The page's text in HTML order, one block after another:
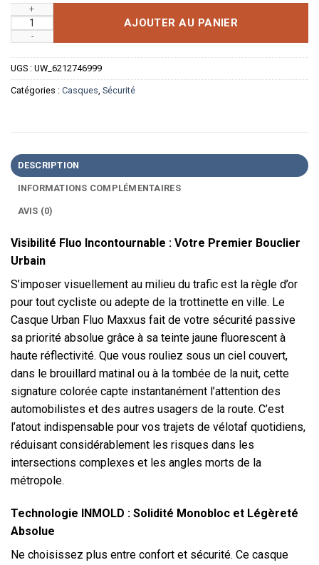
quantité de Casque Vélo Urban Fluo Haute Visibilité 54-58 cm
AJOUTER AU PANIER
UGS : UW_6212746999
Catégories : Casques, Sécurité
DESCRIPTION
INFORMATIONS COMPLÉMENTAIRES
AVIS (0)
Visibilité Fluo Incontournable : Votre Premier Bouclier
Urbain
S’imposer visuellement au milieu du trafic est la règle d’or
pour tout cycliste ou adepte de la trottinette en ville. Le
Casque Urban Fluo Maxxus fait de votre sécurité passive
sa priorité absolue grâce à sa teinte jaune fluorescent à
haute réflectivité. Que vous rouliez sous un ciel couvert,
dans le brouillard matinal ou à la tombée de la nuit, cette
signature colorée capte instantanément l’attention des
automobilistes et des autres usagers de la route. C’est
l’atout indispensable pour vos trajets de vélotaf quotidiens,
réduisant considérablement les risques dans les
intersections complexes et les angles morts de la
métropole.
Technologie INMOLD : Solidité Monobloc et Légèreté
Absolue
Ne choisissez plus entre confort et sécurité. Ce casque